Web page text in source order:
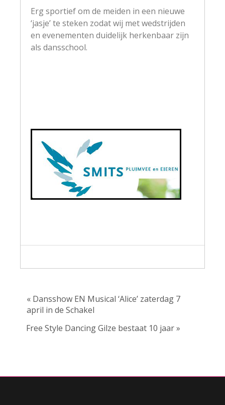
Erg sportief om de meiden in een nieuwe
‘jasje’ te steken zodat wij met wedstrijden
en evenementen duidelijk herkenbaar zijn
als dansschool.
« Dansshow EN Musical ‘Alice’ zaterdag 7
april in de Schakel
Free Style Dancing Gilze bestaat 10 jaar »